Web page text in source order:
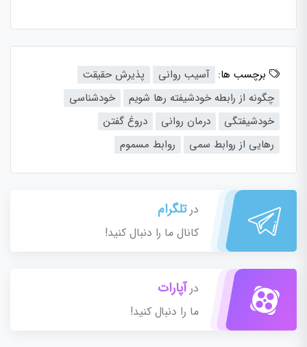
برچسب ها: آسیب روانی
پذیرش حقیقت
چگونه از رابطه خودشیفته رها شویم
خودشناسی
خودشیفتگی
درمان روانی
دروغ گفتن
رهایی از روابط سمی
روابط مسموم
درتلگرام
کانال ما را دنبال کنید!
درآپارات
ما را دنبال کنید!